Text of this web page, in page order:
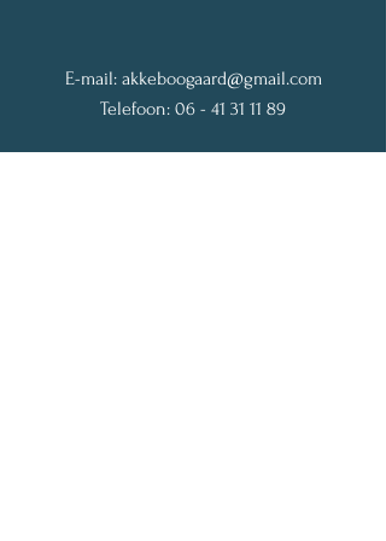
E-mail: akkeboogaard@gmail.com
Telefoon: 06 - 41 31 11 89